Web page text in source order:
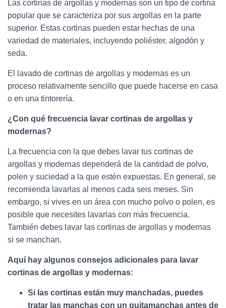
Las cortinas de argollas y modernas son un tipo de cortina
popular que se caracteriza por sus argollas en la parte
superior. Estas cortinas pueden estar hechas de una
variedad de materiales, incluyendo poliéster, algodón y
seda.
El lavado de cortinas de argollas y modernas es un
proceso relativamente sencillo que puede hacerse en casa
o en una tintorería.
¿Con qué frecuencia lavar cortinas de argollas y
modernas?
La frecuencia con la que debes lavar tus cortinas de
argollas y modernas dependerá de la cantidad de polvo,
polen y suciedad a la que estén expuestas. En general, se
recomienda lavarlas al menos cada seis meses. Sin
embargo, si vives en un área con mucho polvo o polen, es
posible que necesites lavarlas con más frecuencia.
También debes lavar las cortinas de argollas y modernas
si se manchan.
Aquí hay algunos consejos adicionales para lavar
cortinas de argollas y modernas:
Si las cortinas están muy manchadas, puedes
tratar las manchas con un quitamanchas antes de